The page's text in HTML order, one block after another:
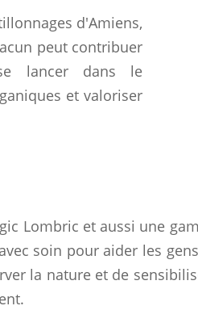
d'Amiens,
peut contribuer
lancer dans le
et valoriser
Lombric et aussi une
soin pour aider les
la nature et de